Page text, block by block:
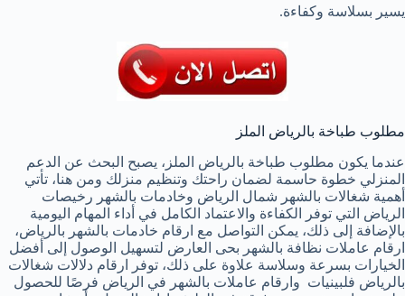
يسير بسلاسة وكفاءة.
مطلوب طباخة بالرياض الملز
عندما يكون مطلوب طباخة بالرياض الملز، يصبح البحث عن الدعم
المنزلي خطوة حاسمة لضمان راحتك وتنظيم منزلك ومن هنا، تأتي
أهمية شغالات بالشهر شمال الرياض وخادمات بالشهر رخيصات
الرياض التي توفر الكفاءة والاعتماد الكامل في أداء المهام اليومية
بالإضافة إلى ذلك، يمكن التواصل مع ارقام خادمات بالشهر بالرياض،
ارقام عاملات نظافة بالشهر بحى العارض لتسهيل الوصول إلى أفضل
الخيارات بسرعة وسلاسة علاوة على ذلك، توفر ارقام دلالات شغالات
بالرياض فلبينيات وارقام عاملات بالشهر في الرياض فرصًا للحصول